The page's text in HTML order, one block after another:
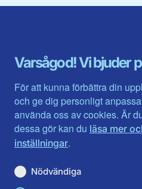
Varsågod! Vi bjuder
För att kunna förbättra din
och ge dig personligt
använda oss av cookies. Är
dessa gör kan du läsa mer
inställningar.
Nödvändiga
Gävleborg
Halland
Jämtlands län
Jönköpings län
Kalmar län
Kronobergs län
Norrbotten
Skåne län
Du hittar oss här på sociala